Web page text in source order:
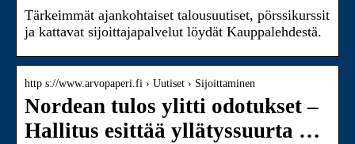
Tärkeimmät ajankohtaiset talousuutiset, pörssikurssit
ja kattavat sijoittajapalvelut löydät Kauppalehdestä.
http s://www.arvopaperi.fi › Uutiset › Sijoittaminen
Nordean tulos ylitti odotukset –
Hallitus esittää yllätyssuurta …